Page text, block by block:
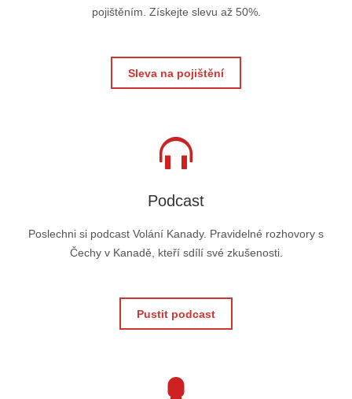
pojištěním. Získejte slevu až 50%.
Sleva na pojištění
Podcast
Poslechni si podcast Volání Kanady. Pravidelné rozhovory s
Čechy v Kanadě, kteří sdílí své zkušenosti.
Pustit podcast